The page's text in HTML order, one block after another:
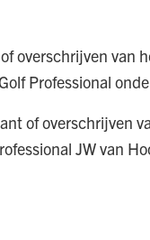
overschrijven van
Professional
of overschrijven
JW van